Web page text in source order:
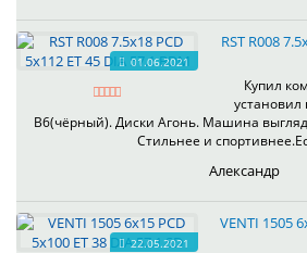
01.06.2021
RST R008
Купил
установил
B6(чёрный). Диски Агонь. Машина
Стильнее и
Александр
22.05.2021
VENTI 1505